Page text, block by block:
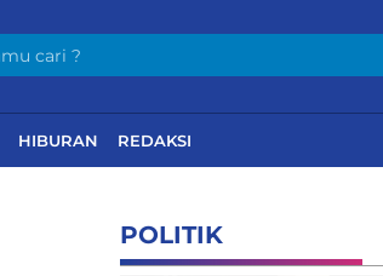
HIBURAN REDAKSI
POLITIK